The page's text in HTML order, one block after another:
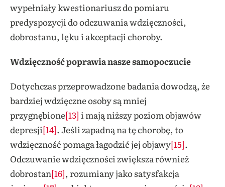
wypełniały kwestionariusz do pomiaru
predyspozycji do odczuwania wdzięczności,
dobrostanu, lęku i akceptacji choroby.
Wdzięczność poprawia nasze samopoczucie
Dotychczas przeprowadzone badania dowodzą, że
bardziej wdzięczne osoby są mniej
przygnębione[13] i mają niższy poziom objawów
depresji[14]. Jeśli zapadną na tę chorobę, to
wdzięczność pomaga łagodzić jej objawy[15].
Odczuwanie wdzięczności zwiększa również
dobrostan[16], rozumiany jako satysfakcja